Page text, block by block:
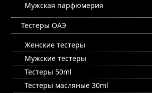
Мужская парфюмерия
Тестеры ОАЭ
Женские тестеры
Мужские тестеры
Тестеры 50ml
Тестеры масляные 30ml